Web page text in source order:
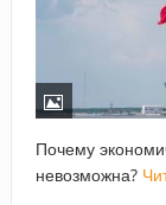
Почему
невозможна?